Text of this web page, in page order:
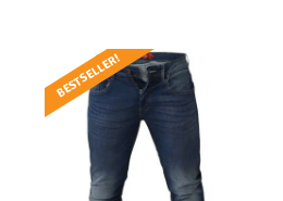
BESTSELLER!